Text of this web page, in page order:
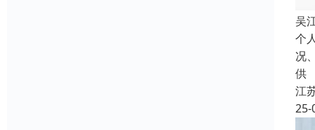
吴
个
况
供
江
25-